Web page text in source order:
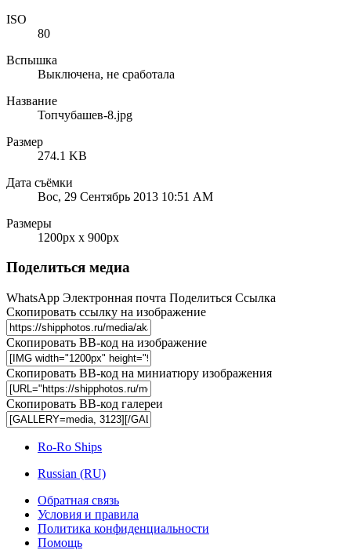
ISO
80
Вспышка
Выключена, не сработала
Название
Топчубашев-8.jpg
Размер
274.1 KB
Дата съёмки
Вос, 29 Сентябрь 2013 10:51 AM
Размеры
1200px x 900px
Поделиться медиа
WhatsApp Электронная почта Поделиться Ссылка
Скопировать ссылку на изображение
Скопировать BB-код на изображение
Скопировать BB-код на миниатюру изображения
Скопировать BB-код галереи
Ro-Ro Ships
Russian (RU)
Обратная связь
Условия и правила
Политика конфиденциальности
Помощь